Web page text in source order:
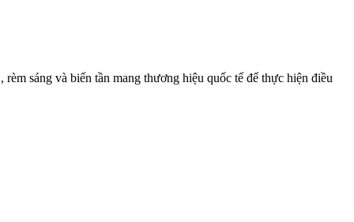
sáng và biến tần mang thương hiệu quốc tế để thực hiện điều